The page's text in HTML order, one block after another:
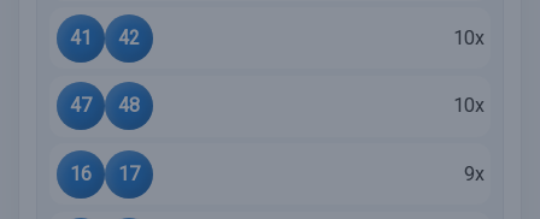
41 42 10x
47 48 10x
16 17 9x